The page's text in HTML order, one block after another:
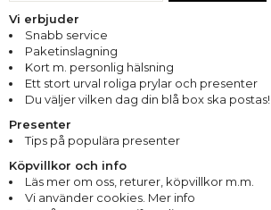
Vi erbjuder
Snabb service
Paketinslagning
Kort m. personlig hälsning
Ett stort urval roliga prylar och presenter
Du väljer vilken dag din blå box ska postas!
Presenter
Tips på populära presenter
Köpvillkor och info
Läs mer om oss, returer, köpvillkor m.m.
Vi använder cookies. Mer info